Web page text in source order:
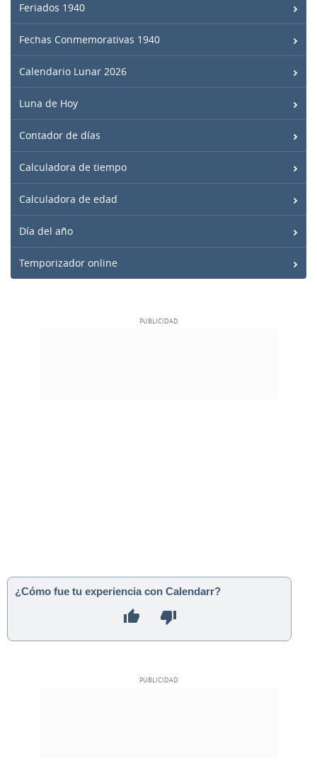
Feriados 1940
Fechas Conmemorativas 1940
Calendario Lunar 2026
Luna de Hoy
Contador de días
Calculadora de tiempo
Calculadora de edad
Día del año
Temporizador online
¿Cómo fue tu experiencia con Calendarr?